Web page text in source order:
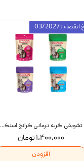
تشویقی گربه درمانی کرانچ اسنکی با طعم میکس Snacky Crunch Cat Treats وزن 60 گرم بسته 4 عددی
۱,۴۰۰,۰۰۰ تومان
افزودن
: 03/2027